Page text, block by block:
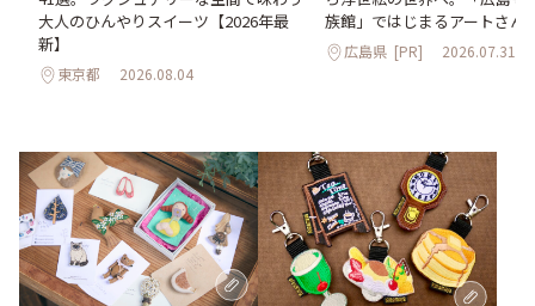
大人のひんやりスイーツ【2026年最
新】
東京都 2026.08.04
族館」ではじまるアートさん
広島県 [PR] 2026.07.31